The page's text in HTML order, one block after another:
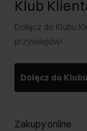
Klub
Dołącz do Klubu
przywilejów!
Dołącz do Klubu
Zakupy online